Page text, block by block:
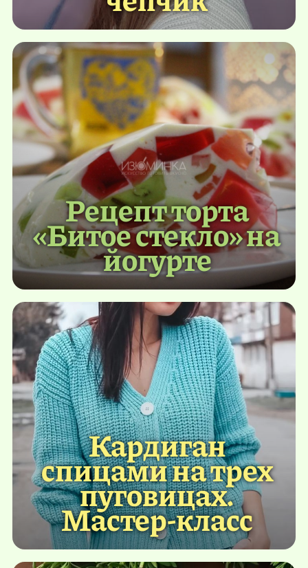
Рецепт торта
«Битое стекло» на
йогурте
Кардиган
спицами на трех
пуговицах.
Мастер-класс